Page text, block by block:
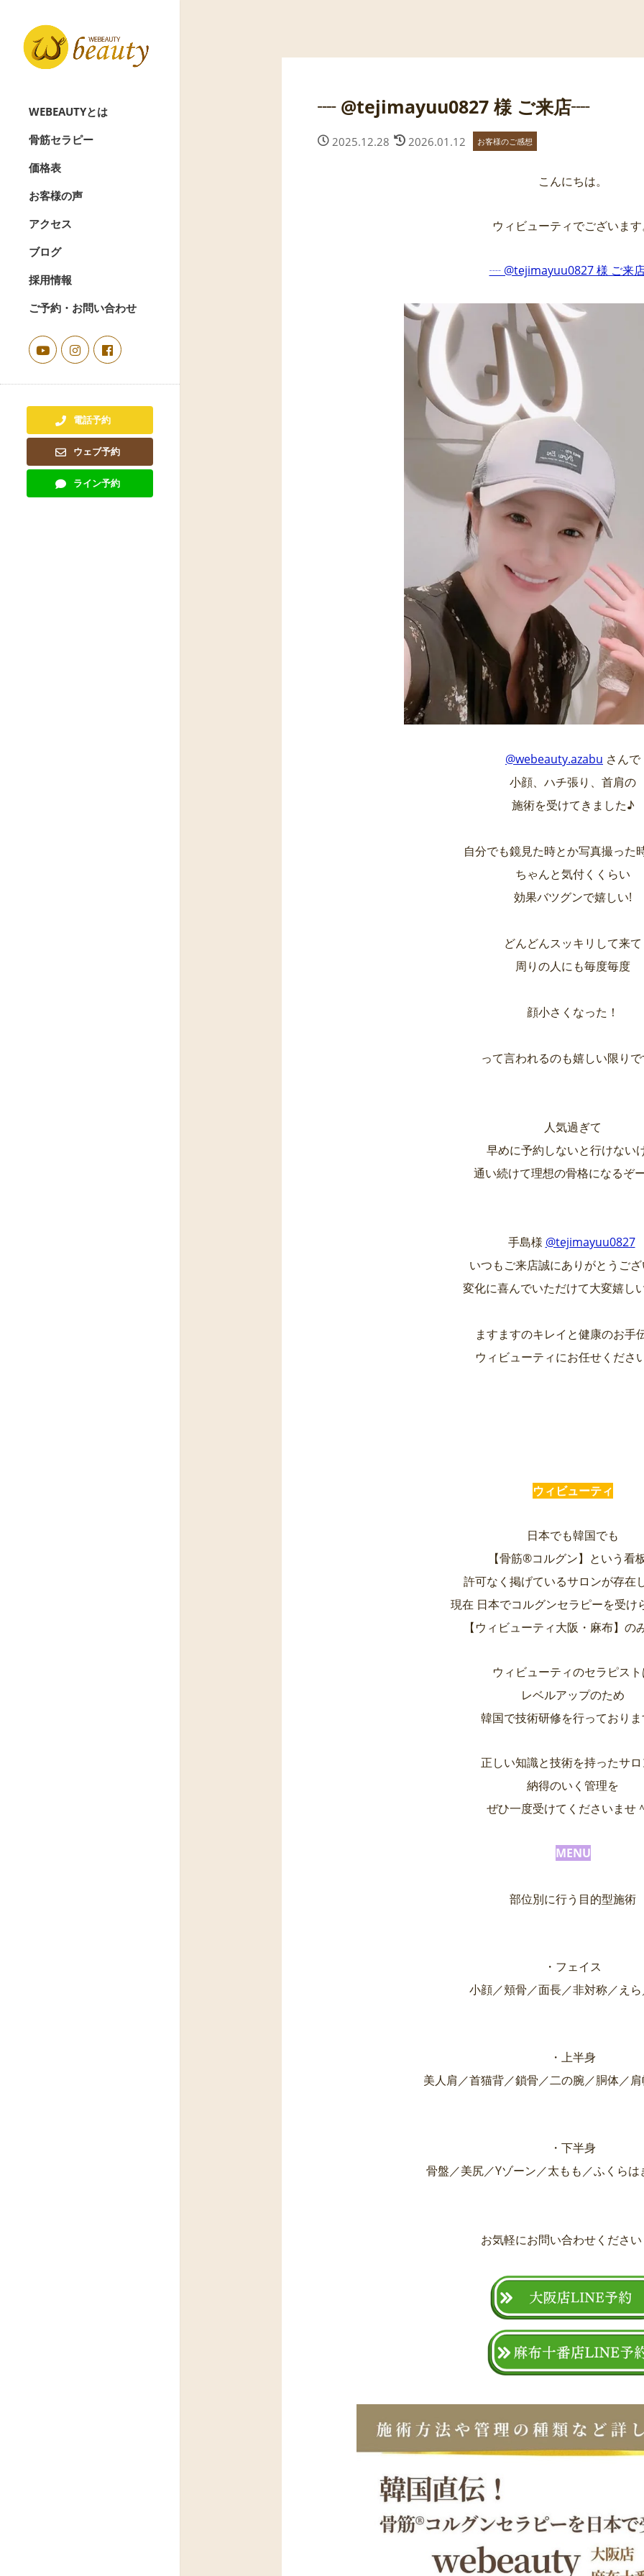
WEBEAUTYとは
骨筋セラピー
価格表
お客様の声
アクセス
ブログ
採用情報
ご予約・お問い合わせ
電話予約
ウェブ予約
ライン予約
┈ @tejimayuu0827 様 ご来店┈
2025.12.28 2026.01.12 お客様のご感想
こんにちは。
ウィビューティでございま
┈ @tejimayuu0827 様 ご来
@webeauty.azabu さんで
小顔、ハチ張り、首肩の
施術を受けてきました♪
自分でも鏡見た時とか写真撮った
ちゃんと気付くくらい
効果バツグンで嬉しい!
どんどんスッキリして来て
周りの人にも毎度毎度
顔小さくなった！
って言われるのも嬉しい限り
人気過ぎて
早めに予約しないと行けない
通い続けて理想の骨格になる
手島様 @tejimayuu0827
いつもご来店誠にありがとうご
変化に喜んでいただけて大変嬉し
ますますのキレイと健康のお手
ウィビューティにお任せくださ
ウィビューティ
日本でも韓国でも
【骨筋®︎コルグン】という看
許可なく掲げているサロンが存在
現在 日本でコルグンセラピーを受け
【ウィビューティ大阪・麻布】の
ウィビューティのセラピス
レベルアップのため
韓国で技術研修を行っており
正しい知識と技術を持ったサ
納得のいく管理を
ぜひ一度受けてくださいませ
MENU
部位別に行う目的型施術
・フェイス
小顔／頬骨／面長／非対称／え
・上半身
美人肩／首猫背／鎖骨／二の腕／胴体／
・下半身
骨盤／美尻／Yゾーン／太もも／ふくら
お気軽にお問い合わせくださ